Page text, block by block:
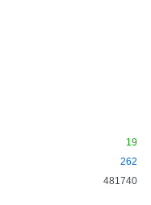
19
262
481740